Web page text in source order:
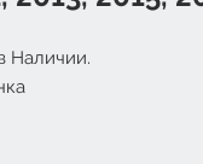
Наличии.